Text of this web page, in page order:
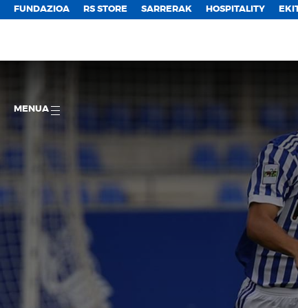
FUNDAZIOA RS STORE SARRERAK HOSPITALITY
MENUA